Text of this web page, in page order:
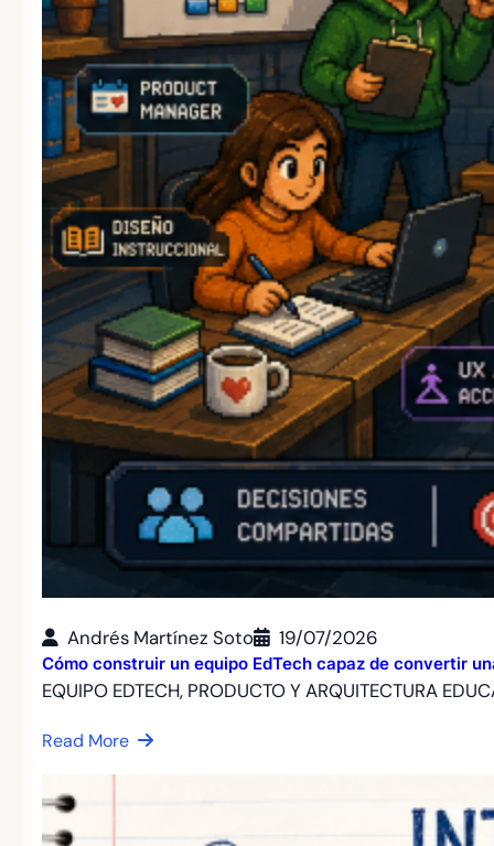
Andrés Martínez Soto 19/07/2026
Cómo construir un equipo EdTech capaz de convertir
EQUIPO EDTECH, PRODUCTO Y ARQUITECTURA
Read More